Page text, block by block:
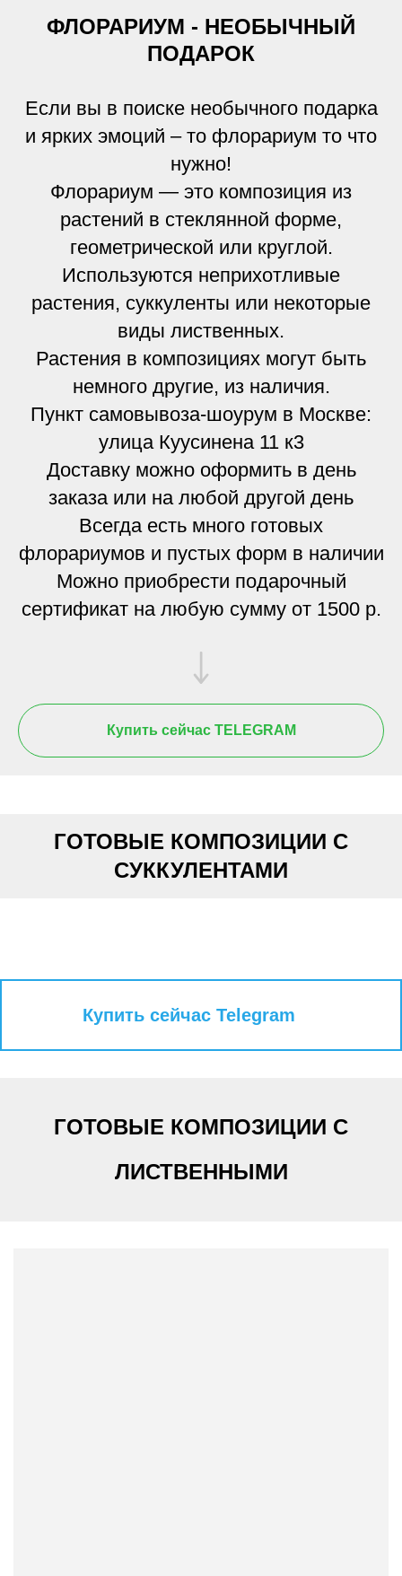
ФЛОРАРИУМ - НЕОБЫЧНЫЙ
ПОДАРОК
Если вы в поиске необычного подарка
и ярких эмоций – то флорариум то что
нужно!
Флорариум — это композиция из
растений в стеклянной форме,
геометрической или круглой.
Используются неприхотливые
растения, суккуленты или некоторые
виды лиственных.
Растения в композициях могут быть
немного другие, из наличия.
Пункт самовывоза-шоурум в Москве:
улица Куусинена 11 к3
Доставку можно оформить в день
заказа или на любой другой день
Всегда есть много готовых
флорариумов и пустых форм в наличии
Можно приобрести подарочный
сертификат на любую сумму от 1500 р.
Купить сейчас TELEGRAM
ГОТОВЫЕ КОМПОЗИЦИИ С
СУККУЛЕНТАМИ
Купить сейчас Telegram
ГОТОВЫЕ КОМПОЗИЦИИ С
ЛИСТВЕННЫМИ